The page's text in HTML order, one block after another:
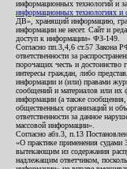
информационных технологий и
информационных технологиях
ДВ», хранящий информацию,
информации не несет. Сайт и
доступ к информации» ФЗ-149.
Согласно пп.3,4,6 ст.57 Закона
ответственности за
порочащих честь и
интересы граждан, либо
информации и (или) правами
сообщений и материалов или их
информации (а также сообщения,
общественных организаций и
ответственности за данное
массовой информации».
Согласно абз.3, п.13
«О практике применения судами
вытекающим из содержания
надлежащим ответчиком,